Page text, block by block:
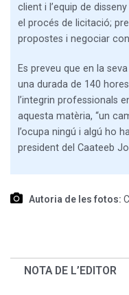
client i l’equip de
el procés de licitació;
propostes i negociar
Es preveu que en la
una durada de 140
l’integrin professionals
aquesta matèria, “un
l’ocupa ningú i algú ho
president del Caateeb
Autoria de les fotos:
NOTA DE L’EDITOR